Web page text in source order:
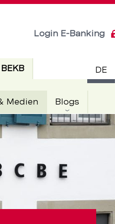
DE
Login E-Banking
Aktiv
Medien AktivBlogs